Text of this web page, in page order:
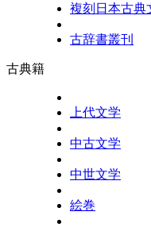
複刻日本古典
古辞書叢刊
古典籍
上代文学
中古文学
中世文学
絵巻